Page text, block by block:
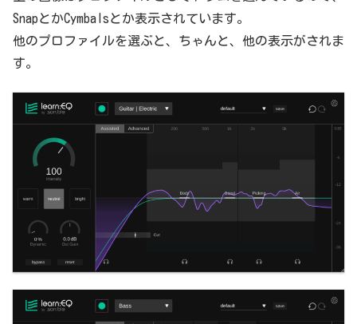
SnapとかCymbalsとか表示されています。
他のプロファイルを選ぶと、ちゃんと、他の表示がされま
す。